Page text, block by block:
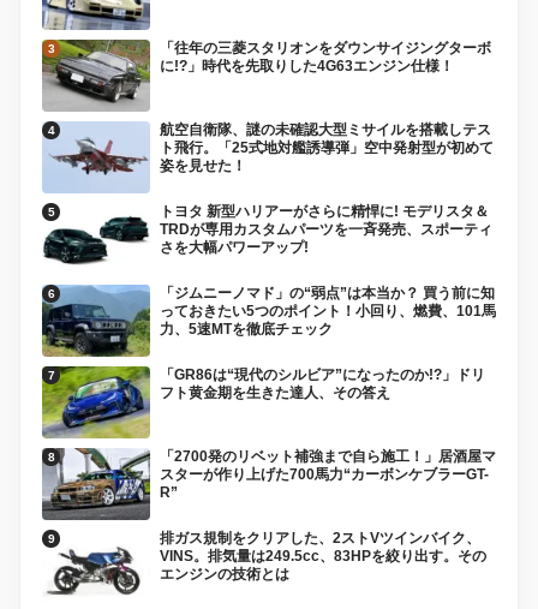
「往年の三菱スタリオンをダウンサイジングターボ
に!?」時代を先取りした4G63エンジン仕様！
航空自衛隊、謎の未確認大型ミサイルを搭載しテス
ト飛行。「25式地対艦誘導弾」空中発射型が初めて
姿を見せた！
トヨタ 新型ハリアーがさらに精悍に! モデリスタ＆
TRDが専用カスタムパーツを一斉発売、スポーティ
さを大幅パワーアップ!
「ジムニーノマド」の“弱点”は本当か？ 買う前に知
っておきたい5つのポイント！小回り、燃費、101馬
力、5速MTを徹底チェック
「GR86は“現代のシルビア”になったのか!?」ドリ
フト黄金期を生きた達人、その答え
「2700発のリベット補強まで自ら施工！」居酒屋マ
スターが作り上げた700馬力“カーボンケブラーGT-
R”
排ガス規制をクリアした、2ストVツインバイク、
VINS。排気量は249.5cc、83HPを絞り出す。その
エンジンの技術とは